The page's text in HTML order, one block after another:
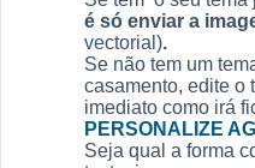
é só enviar a
vectorial).
Se não tem um
casamento, edite o
imediato como irá
PERSONALIZE
Seja qual a forma